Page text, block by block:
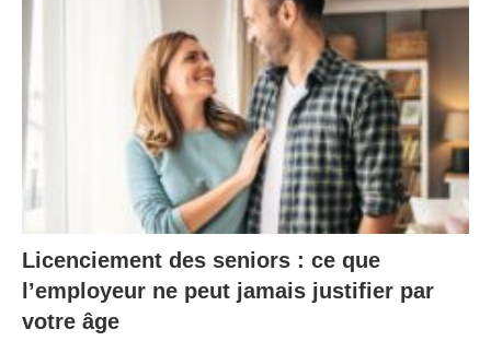
Licenciement des seniors : ce que
l’employeur ne peut jamais justifier par
votre âge